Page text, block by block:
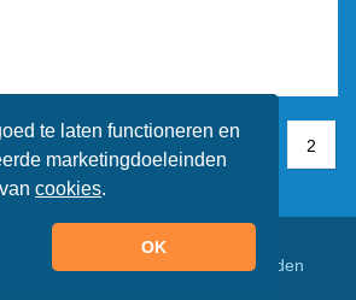
te laten functioneren en
marketingdoeleinden
cookies.
OK
2
2005/2026 - Alle rechten voorbehouden